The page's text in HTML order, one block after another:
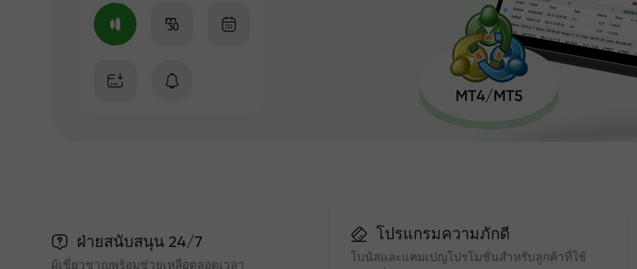
ฝ่ายสนับสนุน 24/7
ผู้เชี่ยวชาญพร้อมช่วยเหลือตลอดเวลา
โปรแกรมความภักดี
โบนัสและแคมเปญโปรโมชั่นสำหรับลูกค้าที่ใช้